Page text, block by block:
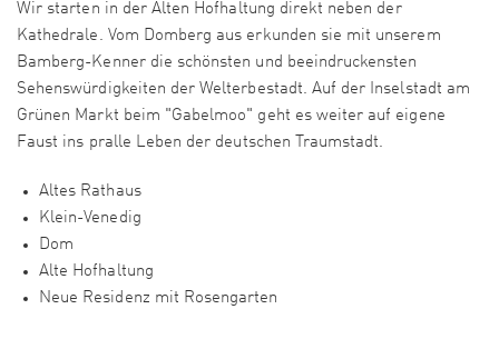
Wir starten in der Alten Hofhaltung direkt neben der
Kathedrale. Vom Domberg aus erkunden sie mit unserem
Bamberg-Kenner die schönsten und beeindruckensten
Sehenswürdigkeiten der Welterbestadt. Auf der Inselstadt am
Grünen Markt beim "Gabelmoo" geht es weiter auf eigene
Faust ins pralle Leben der deutschen Traumstadt.
Altes Rathaus
Klein-Venedig
Dom
Alte Hofhaltung
Neue Residenz mit Rosengarten